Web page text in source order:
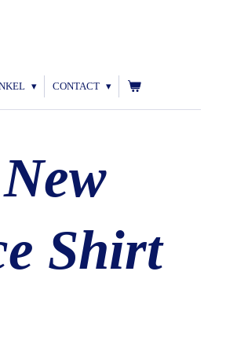
CONTACT
Shirt